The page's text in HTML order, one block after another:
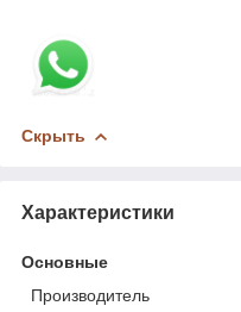
Скрыть
Характеристики
Основные
Производитель